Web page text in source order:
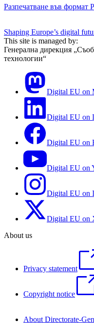
Разпечатване във формат
Shaping Europe’s digital
This site is managed by:
Генерална дирекция
технологии“
Digital EU on
Digital EU on
Digital EU on
Digital EU on
Digital EU on
Digital EU on
About us
Privacy statement
Copyright notice
About Directorate-